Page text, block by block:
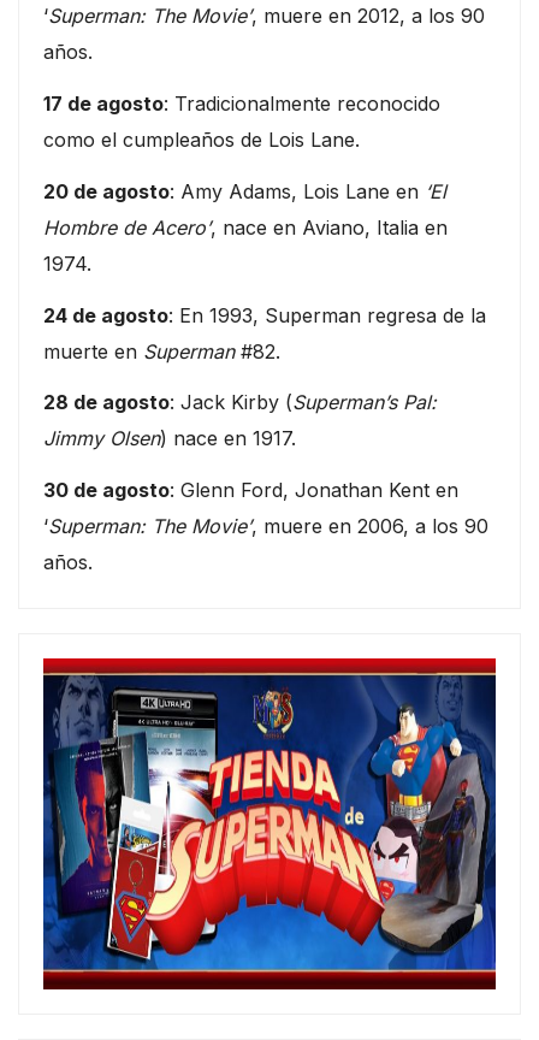
‘Superman: The Movie’, muere en 2012, a los 90
años.
17 de agosto: Tradicionalmente reconocido
como el cumpleaños de Lois Lane.
20 de agosto: Amy Adams, Lois Lane en ‘El
Hombre de Acero’, nace en Aviano, Italia en
1974.
24 de agosto: En 1993, Superman regresa de la
muerte en Superman#82.
28 de agosto: Jack Kirby (Superman’s Pal:
Jimmy Olsen) nace en 1917.
30 de agosto: Glenn Ford, Jonathan Kent en
‘Superman: The Movie’, muere en 2006, a los 90
años.